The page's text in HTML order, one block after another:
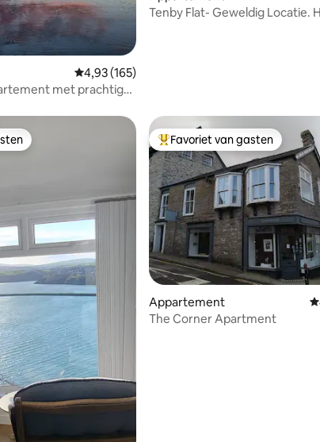
Gemiddelde beoordeling van 4,93 uit 5, 165
4,93 (165)
met prachtig
Tenby Flat- Geweldig Locatie. Huisdieren
5 uit 5, 108 recensies
Topfavoriet van gasten
Favoriet van gasten
Appartement
The Corner Apartment